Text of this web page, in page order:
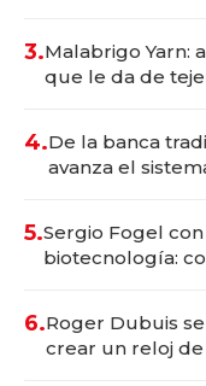
3.Malabrigo Yarn:
que le da de
4.De la banca
avanza el
5.Sergio Fogel
biotecnología:
6.Roger Dubuis
crear un reloj de